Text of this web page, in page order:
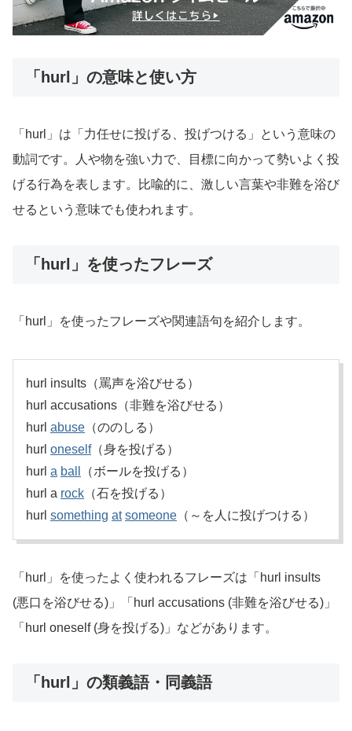
「hurl」の意味と使い方
「hurl」は「力任せに投げる、投げつける」という意味の
動詞です。人や物を強い力で、目標に向かって勢いよく投
げる行為を表します。比喩的に、激しい言葉や非難を浴び
せるという意味でも使われます。
「hurl」を使ったフレーズ
「hurl」を使ったフレーズや関連語句を紹介します。
hurl insults（罵声を浴びせる）
hurl accusations（非難を浴びせる）
hurl abuse （ののしる）
hurl oneself（身を投げる）
hurl a ball
（ボールを投げる）
hurl a rock （石を投げる）
hurl something at someone （～を人に投げつける）
「hurl」を使ったよく使われるフレーズは「hurl insults
(悪口を浴びせる)」「hurl accusations (非難を浴びせる)」
「hurl oneself (身を投げる)」などがあります。
「hurl」の類義語・同義語